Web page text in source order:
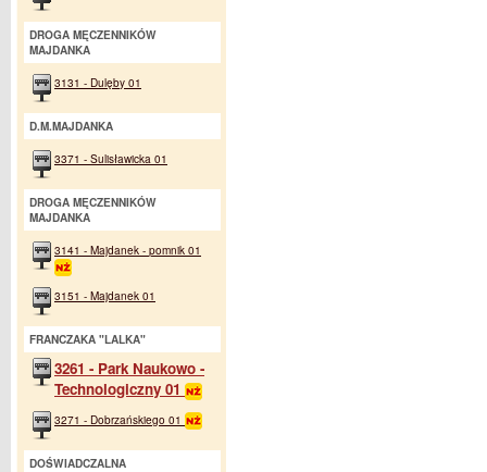
DROGA MĘCZENNIKÓW
MAJDANKA
3131 - Dulęby 01
D.M.MAJDANKA
3371 - Sulisławicka 01
DROGA MĘCZENNIKÓW
MAJDANKA
3141 - Majdanek - pomnik 01
3151 - Majdanek 01
FRANCZAKA "LALKA"
3261 - Park Naukowo -
Technologiczny 01
3271 - Dobrzańskiego 01
DOŚWIADCZALNA